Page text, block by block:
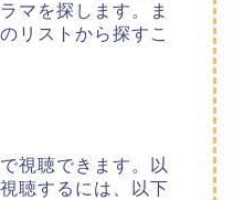
マを探します。ま
リストから探すこ
視聴できます。以
聴するには、以下